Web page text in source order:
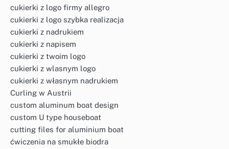
cukierki z logo firmy allegro
cukierki z logo szybka realizacja
cukierki z nadrukiem
cukierki z napisem
cukierki z twoim logo
cukierki z wlasnym logo
cukierki z własnym nadrukiem
Curling w Austrii
custom aluminum boat design
custom U type houseboat
cutting files for aluminium boat
ćwiczenia na smukłe biodra